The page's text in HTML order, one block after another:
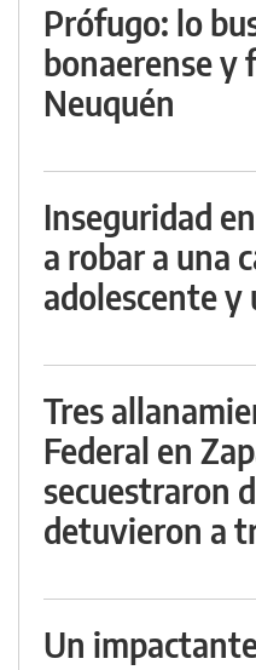
Prófugo: lo
bonaerense y
Neuquén
Inseguridad
a robar a una
adolescente
Tres
Federal en
secuestraron
detuvieron a
Un